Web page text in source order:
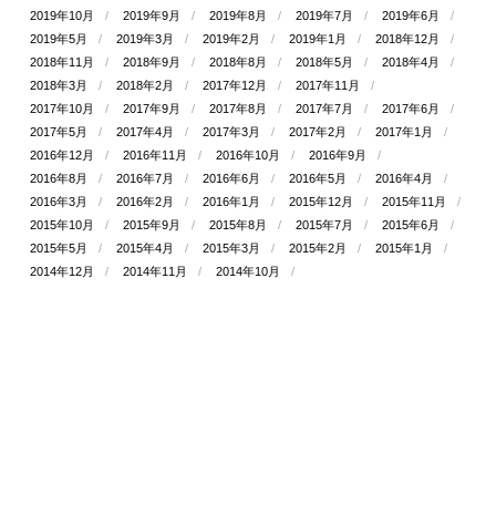
2019年10月
2019年9月 2019年8月 2019年7月
2019年6月
2019年5月
2019年3月 2019年2月 2019年1月
2018年12月
2018年11月
2018年9月 2018年8月 2018年5月
2018年4月
2018年3月
2018年2月 2017年12月
2017年11月
2017年10月
2017年9月 2017年8月 2017年7月
2017年6月
2017年5月
2017年4月 2017年3月 2017年2月
2017年1月
2016年12月
2016年11月 2016年10月
2016年9月
2016年8月
2016年7月 2016年6月 2016年5月
2016年4月
2016年3月
2016年2月 2016年1月 2015年12月
2015年11月
2015年10月
2015年9月 2015年8月 2015年7月
2015年6月
2015年5月
2015年4月 2015年3月 2015年2月
2015年1月
2014年12月
2014年11月 2014年10月